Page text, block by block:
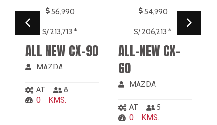
54,990
S/ 206,213 *
ALL-NEW CX-
60
MAZDA
29,990
S/ 112,463 *
MAZDA 3
SPORT Core At
/ High AT
MAZDA